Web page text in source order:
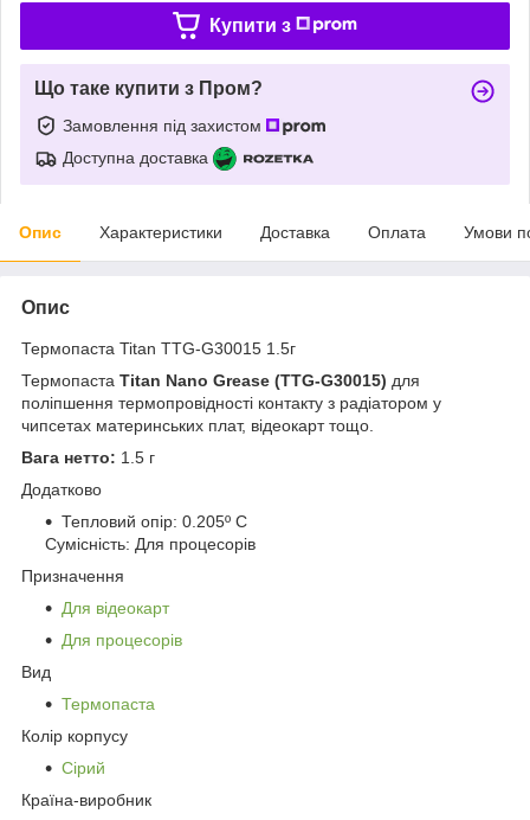
Купити з
Що таке купити з Пром?
Замовлення під захистом
Доступна доставка
Опис Характеристики Доставка Оплата Умови
Опис
Термопаста Titan TTG-G30015 1.5г
Термопаста Titan Nano Grease (TTG-G30015) для
поліпшення термопровідності контакту з радіатором у
чипсетах материнських плат, відеокарт тощо.
Вага нетто: 1.5 г
Додатково
Тепловий опір: 0.205º C
Сумісність: Для процесорів
Призначення
Для відеокарт
Для процесорів
Вид
Термопаста
Колір корпусу
Сірий
Країна-виробник